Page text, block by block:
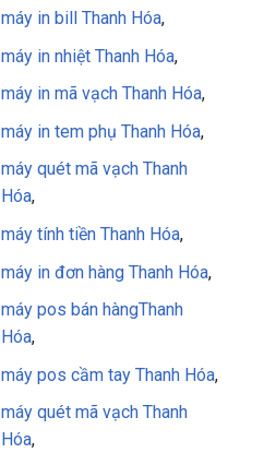
máy in bill Thanh Hóa,
máy in nhiệt Thanh Hóa,
máy in mã vạch Thanh Hóa,
máy in tem phụ Thanh Hóa,
máy quét mã vạch Thanh
Hóa,
máy tính tiền Thanh Hóa,
máy in đơn hàng Thanh Hóa,
máy pos bán hàngThanh
Hóa,
máy pos cầm tay Thanh Hóa,
máy quét mã vạch Thanh
Hóa,